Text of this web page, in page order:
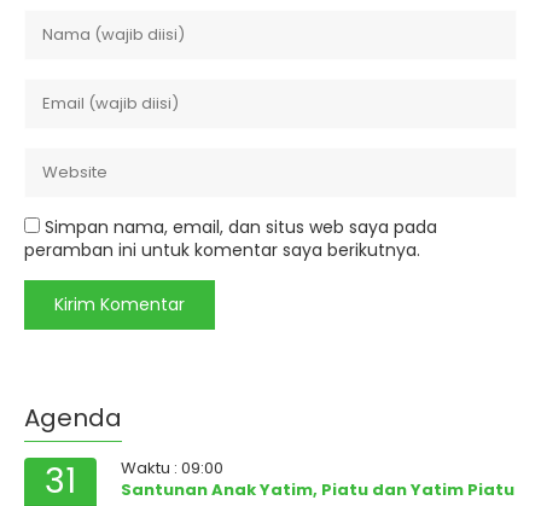
Simpan nama, email, dan situs web saya pada
peramban ini untuk komentar saya berikutnya.
Agenda
31
Waktu : 09:00
Santunan Anak Yatim, Piatu dan Yatim Piatu